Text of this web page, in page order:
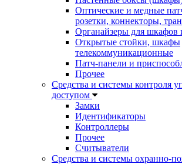
Оптические и медные
розетки, коннекторы,
Органайзеры для шкафов
Открытые стойки, шкафы
телекоммуникационные
Патч-панели и
Прочее
Средства и системы контроля
доступом
Замки
Идентификаторы
Контроллеры
Прочее
Считыватели
Средства и системы охранно-